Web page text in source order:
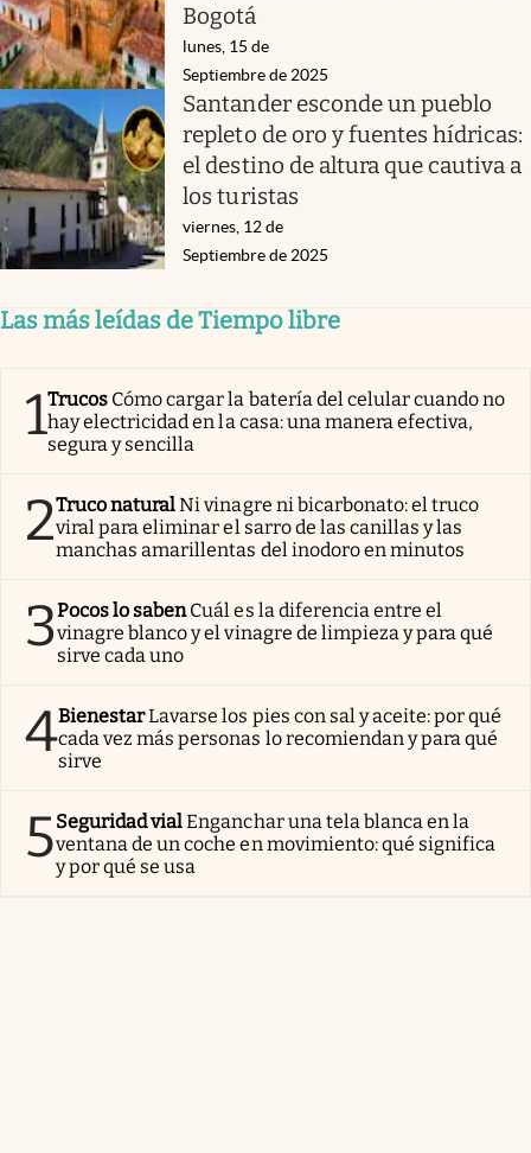
Bogotá
lunes, 15 de
Septiembre de 2025
Santander esconde un pueblo
repleto de oro y fuentes hídricas:
el destino de altura que cautiva a
los turistas
viernes, 12 de
Septiembre de 2025
Las más leídas de Tiempo libre
1Trucos Cómo cargar la batería del celular cuando no
hay electricidad en la casa: una manera efectiva,
segura y sencilla
2Truco naturalNi vinagre ni bicarbonato: el truco
viral para eliminar el sarro de las canillas y las
manchas amarillentas del inodoro en minutos
3Pocos lo sabenCuál es la diferencia entre el
vinagre blanco y el vinagre de limpieza y para qué
sirve cada uno
4BienestarLavarse los pies con sal y aceite: por qué
cada vez más personas lo recomiendan y para qué
sirve
5Seguridad vialEnganchar una tela blanca en la
ventana de un coche en movimiento: qué significa
y por qué se usa